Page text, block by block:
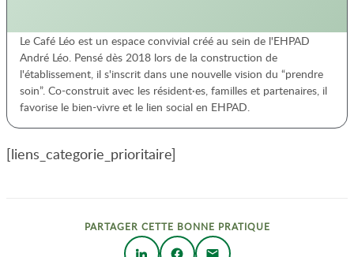
Le Café Léo est un espace convivial créé au sein de l'EHPAD
André Léo. Pensé dès 2018 lors de la construction de
l'établissement, il s'inscrit dans une nouvelle vision du “prendre
soin”. Co-construit avec les résident·es, familles et partenaires, il
favorise le bien-vivre et le lien social en EHPAD.
[liens_categorie_prioritaire]
PARTAGER CETTE BONNE PRATIQUE